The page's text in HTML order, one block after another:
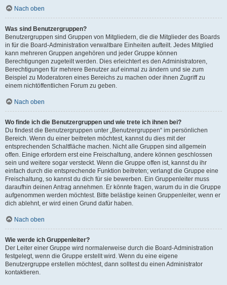
Nach oben
Was sind Benutzergruppen?
Benutzergruppen sind Gruppen von Mitgliedern, die die Mitglieder des Boards
in für die Board-Administration verwaltbare Einheiten aufteilt. Jedes Mitglied
kann mehreren Gruppen angehören und jeder Gruppe können
Berechtigungen zugeteilt werden. Dies erleichtert es den Administratoren,
Berechtigungen für mehrere Benutzer auf einmal zu ändern und sie zum
Beispiel zu Moderatoren eines Bereichs zu machen oder ihnen Zugriff zu
einem nichtöffentlichen Forum zu geben.
Nach oben
Wo finde ich die Benutzergruppen und wie trete ich ihnen bei?
Du findest die Benutzergruppen unter „Benutzergruppen“ im persönlichen
Bereich. Wenn du einer beitreten möchtest, kannst du dies mit der
entsprechenden Schaltfläche machen. Nicht alle Gruppen sind allgemein
offen. Einige erfordern erst eine Freischaltung, andere können geschlossen
sein und weitere sogar versteckt. Wenn die Gruppe offen ist, kannst du ihr
einfach durch die entsprechende Funktion beitreten; verlangt die Gruppe eine
Freischaltung, so kannst du dich für sie bewerben. Ein Gruppenleiter muss
daraufhin deinen Antrag annehmen. Er könnte fragen, warum du in die Gruppe
aufgenommen werden möchtest. Bitte belästige keinen Gruppenleiter, wenn er
dich ablehnt, er wird einen Grund dafür haben.
Nach oben
Wie werde ich Gruppenleiter?
Der Leiter einer Gruppe wird normalerweise durch die Board-Administration
festgelegt, wenn die Gruppe erstellt wird. Wenn du eine eigene
Benutzergruppe erstellen möchtest, dann solltest du einen Administrator
kontaktieren.